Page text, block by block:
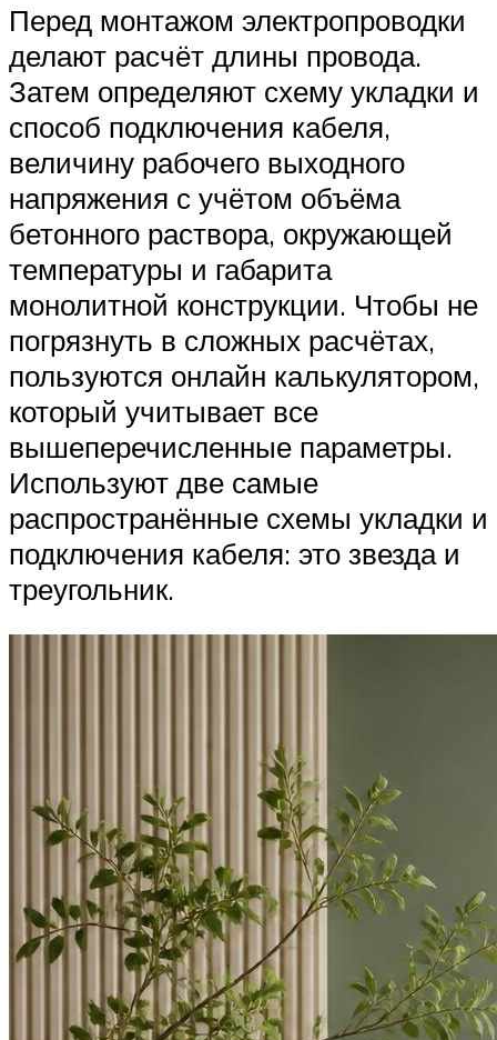
Перед монтажом электропроводки
делают расчёт длины провода.
Затем определяют схему укладки и
способ подключения кабеля,
величину рабочего выходного
напряжения с учётом объёма
бетонного раствора, окружающей
температуры и габарита
монолитной конструкции. Чтобы не
погрязнуть в сложных расчётах,
пользуются онлайн калькулятором,
который учитывает все
вышеперечисленные параметры.
Используют две самые
распространённые схемы укладки и
подключения кабеля: это звезда и
треугольник.